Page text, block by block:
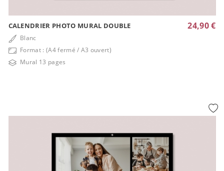
CALENDRIER PHOTO MURAL DOUBLE
Blanc
Format : (A4 fermé / A3 ouvert)
Mural 13 pages
24,90 €